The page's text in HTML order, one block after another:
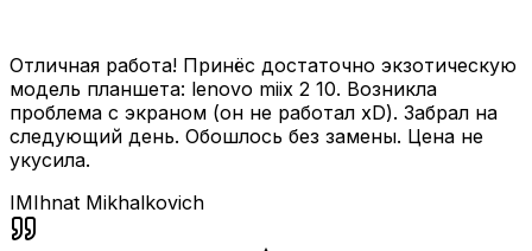
Отличная работа! Принёс достаточно экзотическую
модель планшета: lenovo miix 2 10. Возникла
проблема с экраном (он не работал xD). Забрал на
следующий день. Обошлось без замены. Цена не
укусила.
IMIhnat Mikhalkovich